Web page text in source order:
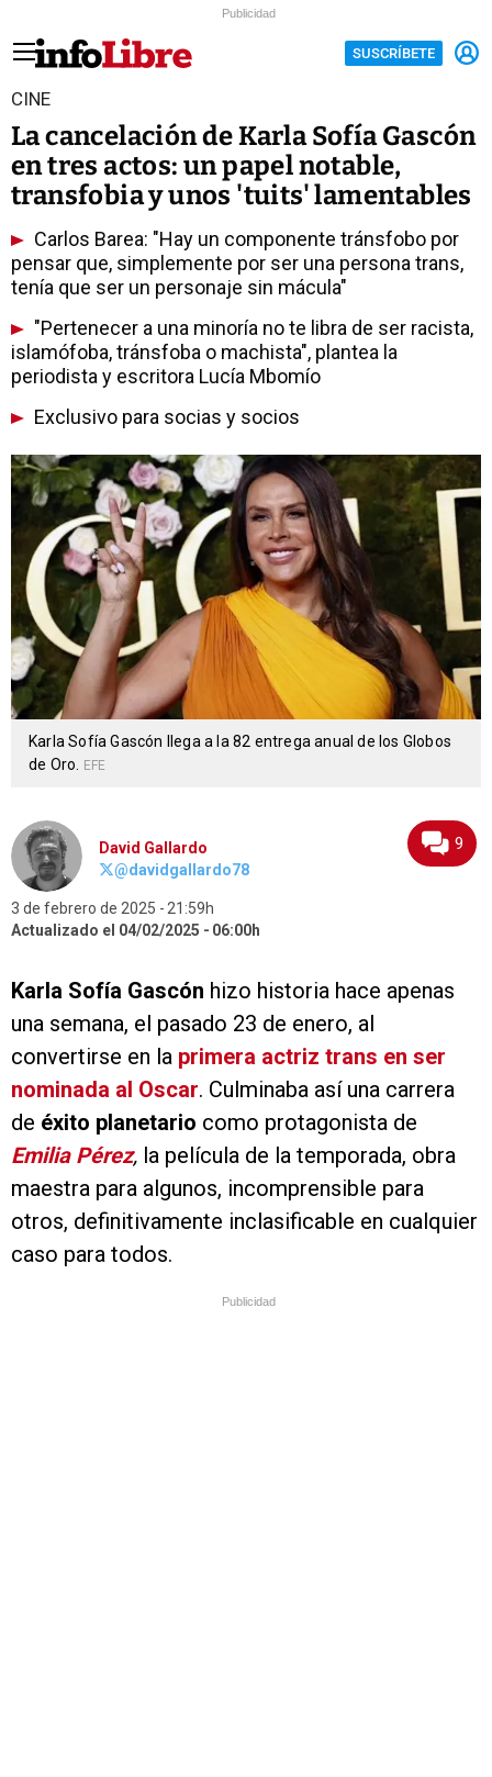
Publicidad
SUSCRÍBETE
CINE
La cancelación de Karla Sofía Gascón
en tres actos: un papel notable,
transfobia y unos 'tuits' lamentables
Carlos Barea: "Hay un componente tránsfobo por
pensar que, simplemente por ser una persona trans,
tenía que ser un personaje sin mácula"
"Pertenecer a una minoría no te libra de ser racista,
islamófoba, tránsfoba o machista", plantea la
periodista y escritora Lucía Mbomío
Exclusivo para socias y socios
Karla Sofía Gascón llega a la 82 entrega anual de los Globos
de Oro.
EFE
David Gallardo
@davidgallardo78
3 de febrero de 2025
21:59h
Actualizado el 04/02/2025
06:00h
9
Karla Sofía Gascón hizo historia hace apenas
una semana, el pasado 23 de enero, al
convertirse en la primera actriz trans en ser
nominada al Oscar. Culminaba así una carrera
de éxito planetario como protagonista de
Emilia Pérez, la película de la temporada, obra
maestra para algunos, incomprensible para
otros, definitivamente inclasificable en cualquier
caso para todos.
Publicidad